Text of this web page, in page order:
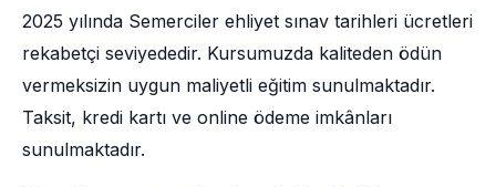
2025 yılında Semerciler ehliyet sınav tarihleri ücretleri
rekabetçi seviyededir. Kursumuzda kaliteden ödün
vermeksizin uygun maliyetli eğitim sunulmaktadır.
Taksit, kredi kartı ve online ödeme imkânları
sunulmaktadır.